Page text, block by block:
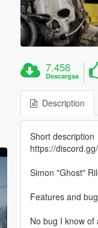
7.458
Descargas
Description
Short description
https://
Simon "Ghost"
Features and
No bug I know